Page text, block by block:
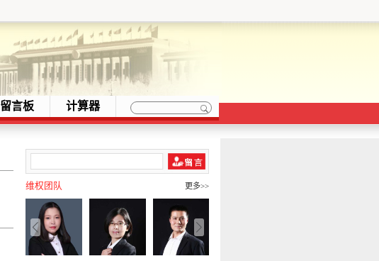
留言板 计算器
维权团队 更多>>